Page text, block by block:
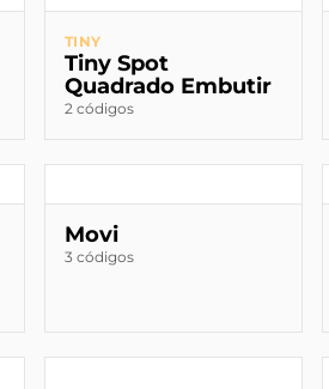
TINY
Tiny Spot
Quadrado Embutir
2 códigos
Movi
3 códigos